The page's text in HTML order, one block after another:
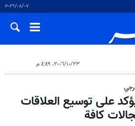
٠٧‏/٠٨‏/٢٠٢٦
٢٣‏/١٠‏/٢٠٠٦، ٤:٤٩ م
على توسيع العلاقات
كافة